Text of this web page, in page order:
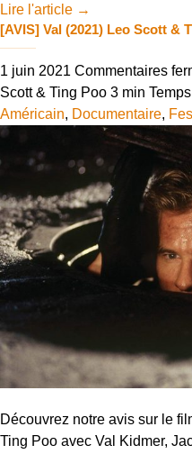
Lire l'article →
[AVIS] Val (2021) Leo Scott &
1 juin 2021 Commentaires
Scott & Ting Poo 3 min
Américain, Documentaire,
Découvrez notre avis sur le
Ting Poo avec Val Kidmer,